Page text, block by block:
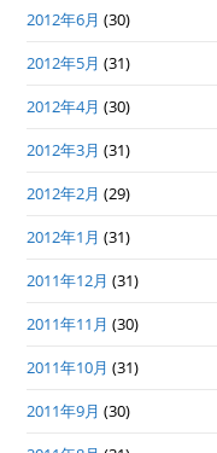
2012年6月 (30)
2012年5月 (31)
2012年4月 (30)
2012年3月 (31)
2012年2月 (29)
2012年1月 (31)
2011年12月 (31)
2011年11月 (30)
2011年10月 (31)
2011年9月 (30)